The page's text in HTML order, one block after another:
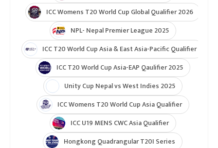
ICC Womens T20 World Cup Global Qualifier 2026
NPL- Nepal Premier League 2025
ICC T20 World Cup Asia & East Asia-Pacific Qualifier
ICC T20 World Cup Asia-EAP Qaulifier 2025
Unity Cup Nepal vs West Indies 2025
ICC Womens T20 World Cup Asia Qualifier
ICC U19 MENS CWC Asia Qualifier
Hongkong Quadrangular T20I Series